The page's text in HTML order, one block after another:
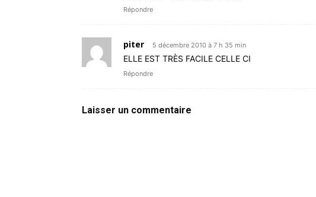
Répondre
piter 5 décembre 2010 à 7 h 35 min
ELLE EST TRÈS FACILE CELLE CI
Répondre
Laisser un commentaire